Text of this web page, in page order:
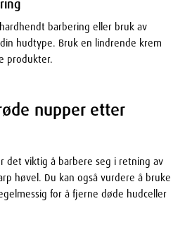
barbering eller bruk av
hudtype. Bruk en lindrende krem
produkter.
nupper etter
det viktig å barbere seg i retning av
høvel. Du kan også vurdere å bruke
for å fjerne døde hudceller